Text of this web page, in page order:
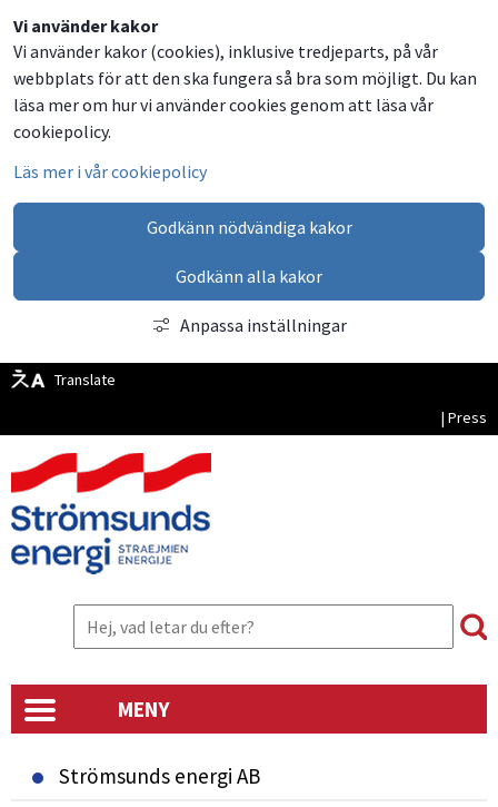
Vi använder kakor
Vi använder kakor (cookies), inklusive tredjeparts, på vår
webbplats för att den ska fungera så bra som möjligt. Du kan
läsa mer om hur vi använder cookies genom att läsa vår
cookiepolicy.
Läs mer i vår cookiepolicy
Godkänn nödvändiga kakor
Godkänn alla kakor
Anpassa inställningar
Translate
| Press
MENY
Strömsunds energi AB
Dela
på
Facebook
Dela
på
Twitter
Dela
på
LinkedIn
Dela
via
email